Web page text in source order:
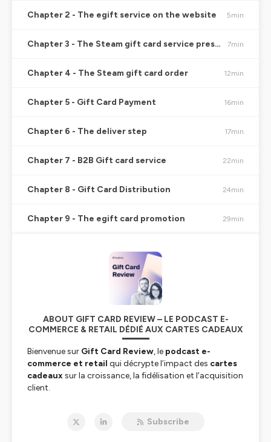
Chapter 2 - The egift service on the website 5min
Chapter 3 - The Steam gift card service presentation 7min
Chapter 4 - The Steam gift card order 12min
Chapter 5 - Gift Card Payment 16min
Chapter 6 - The deliver step 17min
Chapter 7 - B2B Gift card service 22min
Chapter 8 - Gift Card Distribution 24min
Chapter 9 - The egift card promotion 29min
ABOUT GIFT CARD REVIEW – LE PODCAST E-
COMMERCE & RETAIL DÉDIÉ AUX CARTES CADEAUX
Bienvenue sur Gift Card Review, le podcast e-
commerce et retail qui décrypte l’impact des cartes
cadeaux sur la croissance, la fidélisation et l’acquisition
client.
(leader des solutions cartes cadeaux depuis plus de 10
Subscribe